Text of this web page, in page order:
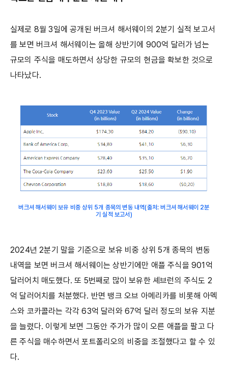
실제로 8월 3일에 공개된 버크셔 해서웨이의 2분기 실적 보고서
를 보면 버크셔 해서웨이는 올해 상반기에 900억 달러가 넘는
규모의 주식을 매도하면서 상당한 규모의 현금을 확보한 것으로
나타났다.
버크셔 해서웨이 보유 비중 상위 5개 종목의 변동 내역(출처: 버크셔 해서웨이 2분
기 실적 보고서)
2024년 2분기 말을 기준으로 보유 비중 상위 5개 종목의 변동
내역을 보면 버크셔 해서웨이는 상반기에만 애플 주식을 901억
달러어치 매도했다. 또 5번째로 많이 보유한 셰브런의 주식도 2
억 달러어치를 처분했다. 반면 뱅크 오브 아메리카를 비롯해 아멕
스와 코카콜라는 각각 63억 달러와 67억 달러 정도의 보유 지분
을 늘렸다. 이렇게 보면 그동안 주가가 많이 오른 애플을 팔고 다
른 주식을 매수하면서 포트폴리오의 비중을 조절했다고 할 수 있
다.